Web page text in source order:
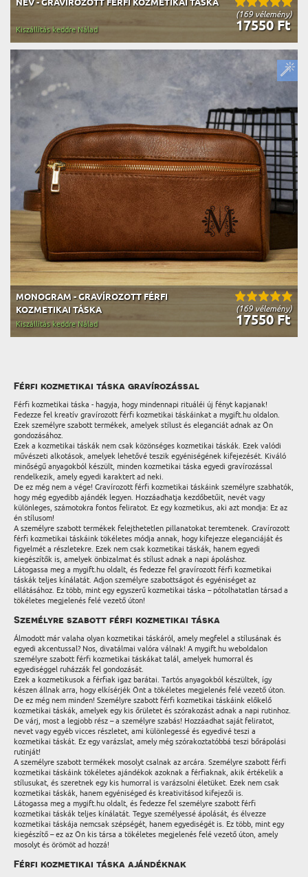
(169 vélemény)
NÉV - GRAVÍROZOTT FÉRFI KOZMETIKAI TÁSKA
17550 Ft
Kiszállítás keddre Nálad
(169 vélemény)
MONOGRAM - GRAVÍROZOTT FÉRFI
KOZMETIKAI TÁSKA
17550 Ft
Kiszállítás keddre Nálad
Férfi kozmetikai táska gravírozással
Férfi kozmetikai táska - hagyja, hogy mindennapi rituáléi új fényt kapjanak!
Fedezze fel kreatív gravírozott férfi kozmetikai táskáinkat a mygift.hu oldalon.
Ezek személyre szabott termékek, amelyek stílust és eleganciát adnak az Ön
gondozásához.
Ezek a kozmetikai táskák nem csak közönséges kozmetikai táskák. Ezek valódi
művészeti alkotások, amelyek lehetővé teszik egyéniségének kifejezését. Kiváló
minőségű anyagokból készült, minden kozmetikai táska egyedi gravírozással
rendelkezik, amely egyedi karaktert ad neki.
De ez még nem a vége! Gravírozott férfi kozmetikai táskáink személyre szabhatók,
hogy még egyedibb ajándék legyen. Hozzáadhatja kezdőbetűit, nevét vagy
különleges, számotokra fontos feliratot. Ez egy kozmetikus, aki azt mondja: Ez az
én stílusom!
A személyre szabott termékek felejthetetlen pillanatokat teremtenek. Gravírozott
férfi kozmetikai táskáink tökéletes módja annak, hogy kifejezze eleganciáját és
figyelmét a részletekre. Ezek nem csak kozmetikai táskák, hanem egyedi
kiegészítők is, amelyek önbizalmat és stílust adnak a napi ápoláshoz.
Látogassa meg a mygift.hu oldalt, és fedezze fel gravírozott férfi kozmetikai
táskák teljes kínálatát. Adjon személyre szabottságot és egyéniséget az
ellátásához. Ez több, mint egy egyszerű kozmetikai táska – pótolhatatlan társad a
tökéletes megjelenés felé vezető úton!
Személyre szabott férfi kozmetikai táska
Álmodott már valaha olyan kozmetikai táskáról, amely megfelel a stílusának és
egyedi akcentussal? Nos, divatálmai valóra válnak! A mygift.hu weboldalon
személyre szabott férfi kozmetikai táskákat talál, amelyek humorral és
egyediséggel ruházzák fel gondozását.
Ezek a kozmetikusok a férfiak igaz barátai. Tartós anyagokból készültek, így
készen állnak arra, hogy elkísérjék Önt a tökéletes megjelenés felé vezető úton.
De ez még nem minden! Személyre szabott férfi kozmetikai táskáink előkelő
kozmetikai táskák, amelyek egy kis őrületet és szórakozást adnak a napi rutinhoz.
De várj, most a legjobb rész – a személyre szabás! Hozzáadhat saját feliratot,
nevet vagy egyéb vicces részletet, ami különlegessé és egyedivé teszi a
kozmetikai táskát. Ez egy varázslat, amely még szórakoztatóbbá teszi bőrápolási
rutinját!
A személyre szabott termékek mosolyt csalnak az arcára. Személyre szabott férfi
kozmetikai táskáink tökéletes ajándékok azoknak a férfiaknak, akik értékelik a
stílusukat, és szeretnek egy kis humorral is varázsolni életüket. Ezek nem csak
kozmetikai táskák, hanem egyéniséged és kreativitásod kifejezői is.
Látogassa meg a mygift.hu oldalt, és fedezze fel személyre szabott férfi
kozmetikai táskák teljes kínálatát. Tegye személyessé ápolását, és élvezze
kozmetikai táskája nemcsak szépségét, hanem egyediségét is. Ez több, mint egy
kiegészítő – ez az Ön kis társa a tökéletes megjelenés felé vezető úton, amely
mosolyt és örömöt ad hozzá!
Férfi kozmetikai táska ajándéknak